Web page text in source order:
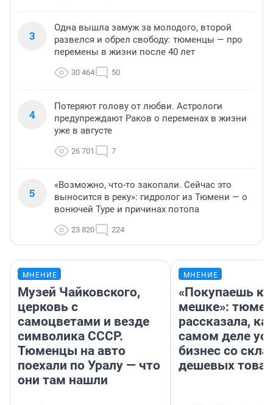
3
Одна вышла замуж за молодого, второй
развелся и обрел свободу: тюменцы — про
перемены в жизни после 40 лет
30 464 50
4
Потеряют голову от любви. Астрологи
предупреждают Раков о переменах в жизни
уже в августе
26 701 7
5
«Возможно, что-то закопали. Сейчас это
выносится в реку»: гидролог из Тюмени — о
вонючей Туре и причинах потопа
23 820 224
МНЕНИЕ
Музей Чайковского,
церковь с
самоцветами и везде
символика СССР.
Тюменцы на авто
поехали по Уралу — что
они там нашли
МНЕНИЕ
«Покупаешь
мешке»:
рассказала,
самом деле
бизнес со
дешевых